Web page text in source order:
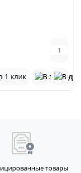
товары